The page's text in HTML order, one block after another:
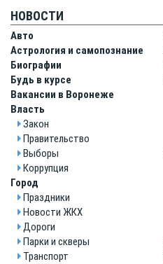
НОВОСТИ
Авто
Астрология и самопознание
Биографии
Будь в курсе
Вакансии в Воронеже
Власть
Закон
Правительство
Выборы
Коррупция
Город
Праздники
Новости ЖКХ
Дороги
Парки и скверы
Транспорт